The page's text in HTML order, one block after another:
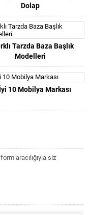
Dolap
Tarzda Baza Başlık
Modelleri
10 Mobilya Markası
aracılığıyla siz